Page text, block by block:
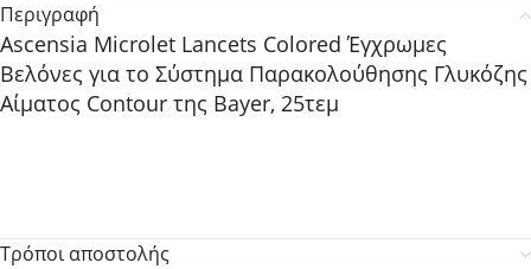
Περιγραφή
Ascensia Microlet Lancets Colored Έγχρωμες
Βελόνες για το Σύστημα Παρακολούθησης Γλυκόζης
Αίματος Contour της Bayer, 25τεμ
Τρόποι αποστολής